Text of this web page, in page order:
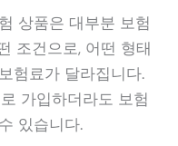
상품은 대부분 보험
조건으로, 어떤 형태
험료가 달라집니다.
가입하더라도 보험
있습니다.